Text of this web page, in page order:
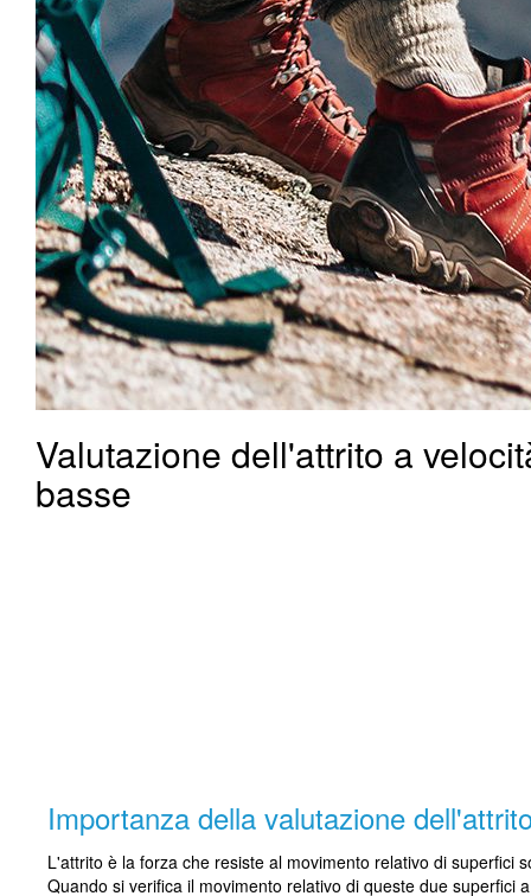
Valutazione dell'attrito a
basse
Importanza della valutazione
L'attrito è la forza che resiste al movimento relativo di superfici
Quando si verifica il movimento relativo di queste due superfici